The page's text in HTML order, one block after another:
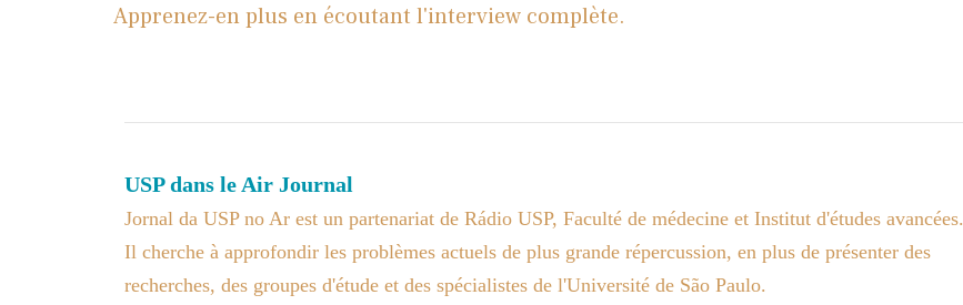
Apprenez-en plus en écoutant l'interview complète.
USP dans le Air Journal
Jornal da USP no Ar est un partenariat de Rádio USP, Faculté de médecine et Institut d'études avancées.
Il cherche à approfondir les problèmes actuels de plus grande répercussion, en plus de présenter des
recherches, des groupes d'étude et des spécialistes de l'Université de São Paulo.